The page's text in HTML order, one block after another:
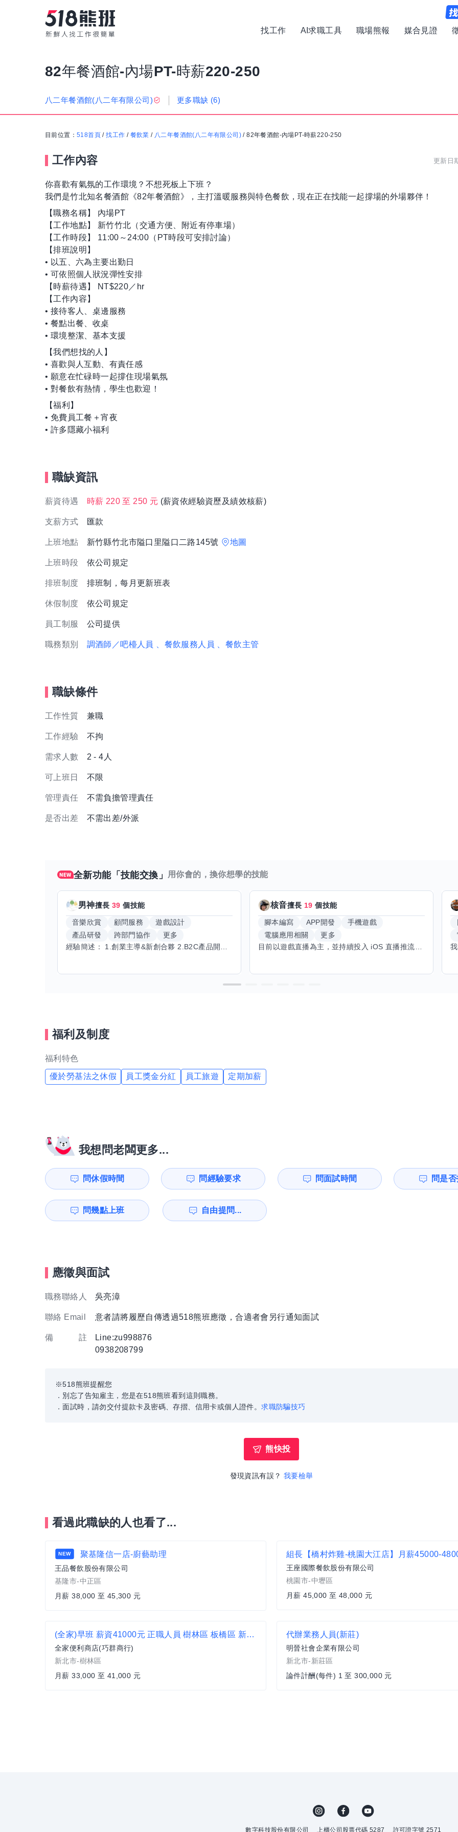
找工作 AI求職工具 職場熊報 媒合見證
82年餐酒館-內場PT-時薪220-250
八二年餐酒館(八二年有限公司) 更多職缺 (6)
目前位置： 518首頁 /找工作 / 餐飲業 / 八二年餐酒館(八二年有限公司) /82年餐酒館-內場PT-時薪220-250
工作內容 更新日
你喜歡有氣氛的工作環境？不想死板上下班？
我們是竹北知名餐酒館《82年餐酒館》，主打溫暖服務與特色餐飲，現在正在找能一起撐場的外場夥伴！
【職務名稱】 內場PT
【工作地點】 新竹竹北（交通方便、附近有停車場）
【工作時段】 11:00～24:00（PT時段可安排討論）
【排班說明】
• 以五、六為主要出勤日
• 可依照個人狀況彈性安排
【時薪待遇】 NT$220／hr
【工作內容】
• 接待客人、桌邊服務
• 餐點出餐、收桌
• 環境整潔、基本支援
【我們想找的人】
• 喜歡與人互動、有責任感
• 願意在忙碌時一起撐住現場氣氛
• 對餐飲有熱情，學生也歡迎！
【福利】
• 免費員工餐＋宵夜
• 許多隱藏小福利
職缺資訊
薪資待遇 時薪 220 至 250 元 (薪資依經驗資歷及績效核薪)
支薪方式 匯款
上班地點 新竹縣竹北市隘口里隘口二路145號 地圖
上班時段 依公司規定
排班制度 排班制，每月更新班表
休假制度 依公司規定
員工制服 公司提供
職務類別 調酒師／吧檯人員 、餐飲服務人員 、餐飲主管
職缺條件
工作性質 兼職
工作經驗 不拘
需求人數 2 - 4人
可上班日 不限
管理責任 不需負擔管理責任
是否出差 不需出差/外派
全新功能「技能交換」 用你會的，換你想學的技能
男神擅長39 個技能
音樂欣賞 顧問服務
遊戲設計
產品研發
跨部門協作
更多
經驗簡述： 1.創業主導&新創合夥 2.B2C產品開發運營一條龍 3.AI應用開發與量化研究新創 標籤話題都可以聊，開放交流 找尋共同創業機會，亦歡迎新創收編
核音擅長 19 個技能
腳本編寫 APP開發
手機遊戲
電腦應用相關
更多
目前以遊戲直播為主，並持續投入 iOS 直播推流應用開發。對直播技術、影音串流、AI 應用、內容創作與產品設計有濃厚興趣，平時透過實作累積開發經驗，也持續學習 Godot 遊戲開發、影音剪輯、音樂創作與編曲等相關技術。 希望透過技能交換認識不同背景的夥伴，一起交流開發經驗、Side Project、AI 工作流程、內容創作與職涯發展。如果你也對程式開發、直播技術、設計、美術、Cosplay、造型、化妝、攝影、影音製作、音樂創作等領域有興趣，都很歡迎交流，彼此分享經驗、互相學習，一起成長。
福利及制度
福利特色
優於勞基法之休假 員工獎金分紅 員工旅遊 定期加薪
我想問老闆更多...
問休假時間 問經驗要求 問面試時間 問是
問幾點上班 自由提問...
應徵與面試
職務聯絡人 吳亮漳
聯絡 Email 意者請將履歷自傳透過518熊班應徵，合適者會另行通知面試
備 註
Line:zu998876
0938208799
※518熊班提醒您
．別忘了告知雇主，您是在518熊班看到這則職務。
．面試時，請勿交付提款卡及密碼、存摺、信用卡或個人證件。求職防騙技巧
熊快投
發現資訊有誤？ 我要檢舉
看過此職缺的人也看了...
NEW 聚基隆信一店-廚藝助理
王品餐飲股份有限公司
基隆市-中正區
月薪 38,000 至 45,300 元
王座國際餐飲股份有限公司
桃園市-中壢區
月薪 45,000 至 48,000 元
(全家)早班 薪資41000元 正職人員 樹林區 板橋區 新莊區 便利商店 超商 非7-11 非統一 迴龍捷運站 中正路
全家便利商店(巧群商行)
新北市-樹林區
月薪 33,000 至 41,000 元
代辦業務人員(新莊)
明晉社會企業有限公司
新北市-新莊區
論件計酬(每件) 1 至 300,000 元
數字科技股份有限公司 上櫃公司股票代碼 5287 許可證字號 2571